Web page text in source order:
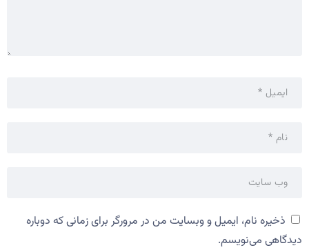
ذخیره نام، ایمیل و وبسایت من در مرورگر برای زمانی که دوباره
دیدگاهی می‌نویسم.